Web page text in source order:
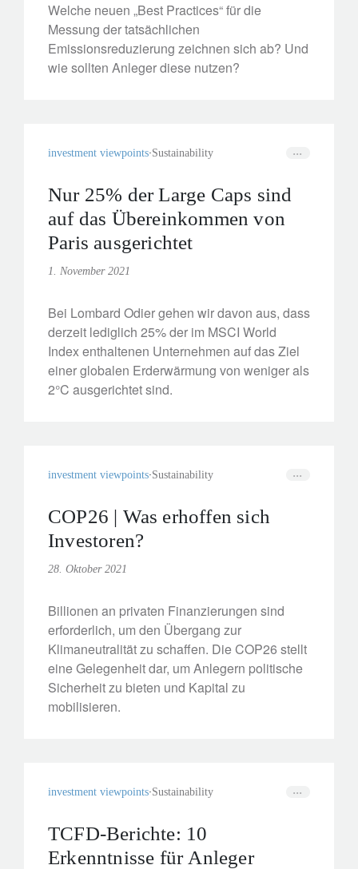
Welche neuen „Best Practices“ für die
Messung der tatsächlichen
Emissionsreduzierung zeichnen sich ab? Und
wie sollten Anleger diese nutzen?
investment viewpoints Sustainability
Nur 25% der Large Caps sind
auf das Übereinkommen von
Paris ausgerichtet
1. November 2021
Bei Lombard Odier gehen wir davon aus, dass
derzeit lediglich 25% der im MSCI World
Index enthaltenen Unternehmen auf das Ziel
einer globalen Erderwärmung von weniger als
2°C ausgerichtet sind.
investment viewpoints Sustainability
COP26 | Was erhoffen sich
Investoren?
28. Oktober 2021
Billionen an privaten Finanzierungen sind
erforderlich, um den Übergang zur
Klimaneutralität zu schaffen. Die COP26 stellt
eine Gelegenheit dar, um Anlegern politische
Sicherheit zu bieten und Kapital zu
mobilisieren.
investment viewpoints Sustainability
TCFD-Berichte: 10
Erkenntnisse für Anleger